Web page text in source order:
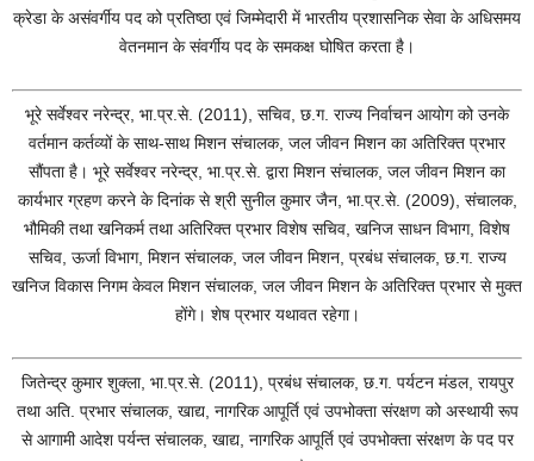
क्रेडा के असंवर्गीय पद को प्रतिष्ठा एवं जिम्मेदारी में भारतीय प्रशासनिक सेवा के अधिसमय
वेतनमान के संवर्गीय पद के समकक्ष घोषित करता है।
भूरे सर्वेश्वर नरेन्द्र, भा.प्र.से. (2011), सचिव, छ.ग. राज्य निर्वाचन आयोग को उनके
वर्तमान कर्तव्यों के साथ-साथ मिशन संचालक, जल जीवन मिशन का अतिरिक्त प्रभार
सौंपता है। भूरे सर्वेश्वर नरेन्द्र, भा.प्र.से. द्वारा मिशन संचालक, जल जीवन मिशन का
कार्यभार ग्रहण करने के दिनांक से श्री सुनील कुमार जैन, भा.प्र.से. (2009), संचालक,
भौमिकी तथा खनिकर्म तथा अतिरिक्त प्रभार विशेष सचिव, खनिज साधन विभाग, विशेष
सचिव, ऊर्जा विभाग, मिशन संचालक, जल जीवन मिशन, प्रबंध संचालक, छ.ग. राज्य
खनिज विकास निगम केवल मिशन संचालक, जल जीवन मिशन के अतिरिक्त प्रभार से मुक्त
होंगे। शेष प्रभार यथावत रहेगा।
जितेन्द्र कुमार शुक्ला, भा.प्र.से. (2011), प्रबंध संचालक, छ.ग. पर्यटन मंडल, रायपुर
तथा अति. प्रभार संचालक, खाद्य, नागरिक आपूर्ति एवं उपभोक्ता संरक्षण को अस्थायी रूप
से आगामी आदेश पर्यन्त संचालक, खाद्य, नागरिक आपूर्ति एवं उपभोक्ता संरक्षण के पद पर